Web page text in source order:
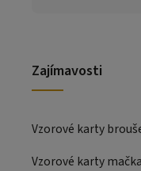
Zajímavosti
Vzorové karty
Vzorové karty